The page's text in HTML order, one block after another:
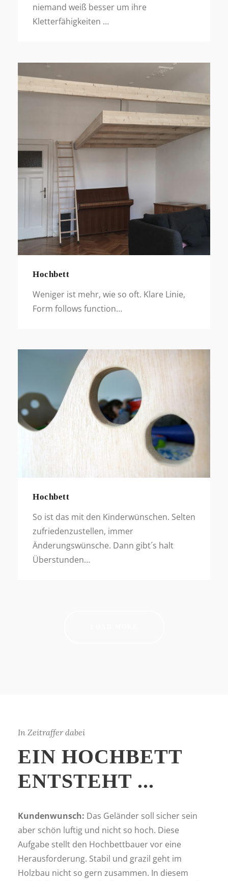
niemand weiß besser um ihre
Kletterfähigkeiten …
Hochbett
Weniger ist mehr, wie so oft. Klare Linie,
Form follows function…
Hochbett
So ist das mit den Kinderwünschen. Selten
zufriedenzustellen, immer
Änderungswünsche. Dann gibt´s halt
Überstunden…
In Zeitraffer dabei
EIN HOCHBETT
ENTSTEHT ...
Kundenwunsch: Das Geländer soll sicher sein
aber schön luftig und nicht so hoch. Diese
Aufgabe stellt den Hochbettbauer vor eine
Herausforderung. Stabil und grazil geht im
Holzbau nicht so gern zusammen. In diesem